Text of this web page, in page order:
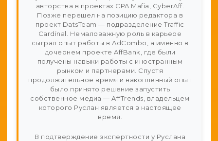
авторства в проектах CPA Mafia, CyberAff.
Позже перешел на позицию редактора в
проект DatsTeam — подразделение Traffic
Cardinal. Немаловажную роль в карьере
сыграл опыт работы в AdCombo, а именно в
дочернем проекте AffBank, где были
получены навыки работы с иностранным
рынком и партнерами. Спустя
продолжительное время и накопленный опыт
было принято решение запустить
собственное медиа — AffTrends, владельцем
которого Руслан является в настоящее
время.
В подтверждение экспертности у Руслана